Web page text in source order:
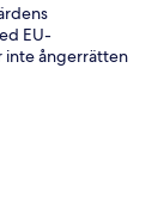
EU-
inte ångerrätten